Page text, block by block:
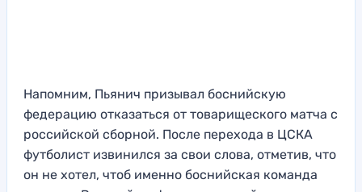
Напомним, Пьянич призывал боснийскую
федерацию отказаться от товарищеского матча с
российской сборной. После перехода в ЦСКА
футболист извинился за свои слова, отметив, что
он не хотел, чтоб именно боснийская команда